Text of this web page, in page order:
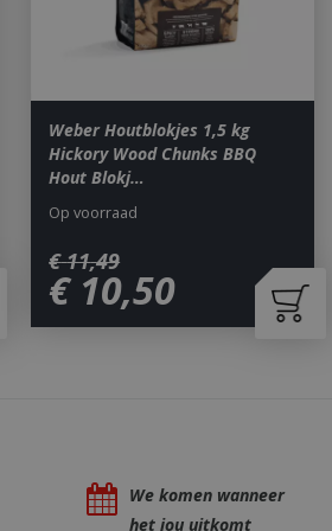
Weber Houtblokjes 1,5 kg
Hickory Wood Chunks BBQ
Hout Blokj…
€ 11,49
€ 10,50
Op voorraad
We komen wanneer
het jou uitkomt